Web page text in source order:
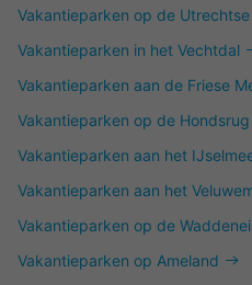
Vakantieparken op de
Vakantieparken in het Vechtdal
Vakantieparken aan de Friese
Vakantieparken op de Hondsrug
Vakantieparken aan het
Vakantieparken aan het
Vakantieparken op de
Vakantieparken op Ameland